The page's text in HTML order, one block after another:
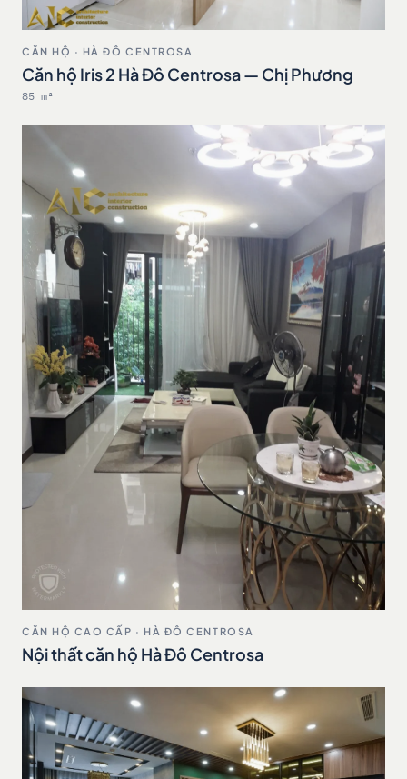
CĂN HỘ · HÀ ĐÔ CENTROSA
Căn hộ Iris 2 Hà Đô Centrosa — Chị Phương
85 m²
CĂN HỘ CAO CẤP · HÀ ĐÔ CENTROSA
Nội thất căn hộ Hà Đô Centrosa